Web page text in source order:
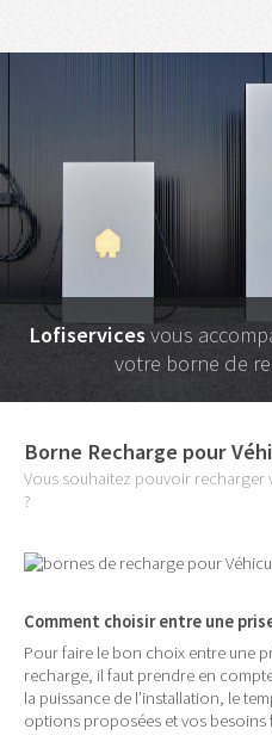
Lofiservicesvous
votre borne de
Borne Recharge pour
Vous souhaitez pouvoir
?
Comment choisir entre une
Pour faire le bon choix entre une
recharge, il faut prendre en
la puissance de l’installation, le
options proposées et vos besoins